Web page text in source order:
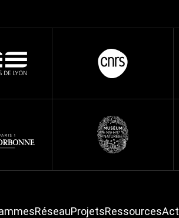
RéseauProjetsRessources